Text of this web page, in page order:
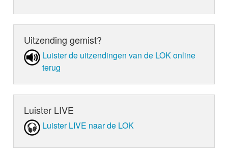
Uitzending gemist?
Luister de uit­zen­din­gen van de LOK online
terug
Luister LIVE
Luister LIVE naar de LOK